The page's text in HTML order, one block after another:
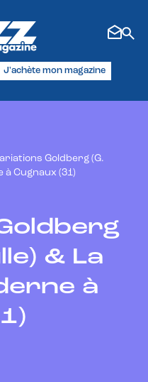
J'achète mon magazine
Goldberg (G.
Cugnaux (31)
& La
à